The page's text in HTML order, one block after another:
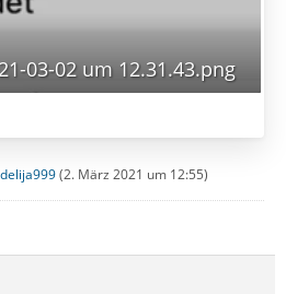
03-02 um 12.31.43.png
delija999(2. März 2021 um 12:55)